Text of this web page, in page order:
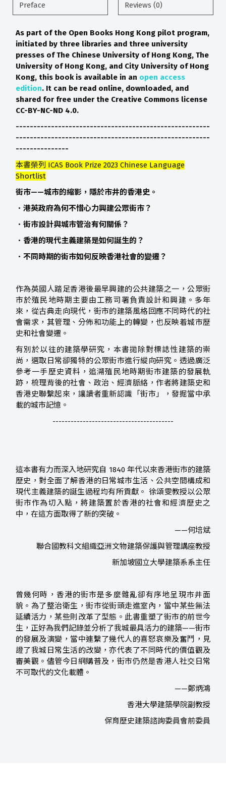
Preface Reviews (0)
As part of the Open Books Hong Kong pilot program,
initiated by three libraries and three university
presses of The Chinese University of Hong Kong, The
University of Hong Kong, and City University of Hong
Kong, this book is available in an open access
edition. It can be read online, downloaded, and
shared for free under the Creative Commons license
CC-BY-NC-ND 4.0.
-------------------------------------------------------
-------------------------------------------------------
---------------
本書榮列 ICAS Book Prize 2023 Chinese Language
Shortlist
街市——城市的縮影，隱於市井的香港史。
．港英政府為何不惜心力興建公眾街市？
．街市設計與城市管治有何關係？
．香港的現代主義建築是如何誕生的？
．不同時期的街市如何反映香港社會的變遷？
作為英國人踏足香港後最早興建的公共建築之一，公眾街
市於殖民地時期主要由工務司署負責設計和興建。多年
來，從古典走向現代，街市的建築風格回應不同時代的社
會需求，其管理、分佈和功能上的轉變，也反映着城市歷
史和社會變遷。
有別於以往的建築學研究，本書拋除對標誌性建築的崇
尚，選取日常卻獨特的公眾街市進行縱向研究。透過廣泛
參考一手歷史資料，追溯殖民地時期街市建築的發展軌
跡，梳理背後的社會、政治、經濟脈絡，作者將建築史和
香港史聯繫起來，讓讀者重新認識「街市」，發掘當中承
載的城市記憶。
----------------------------------------
這本書有力而深入地研究自 1840 年代以來香港街市的建築
歷史，對全面了解香港的日常城市生活、公共空間構成和
現代主義建築的誕生過程均有所貢獻。 徐頌雯教授以公眾
街市作為切入點，將建築置於香港的社會和經濟歷史之
中，在這方面取得了新的突破。
——何培斌
聯合國教科文組織亞洲文物建築保護與管理講座教授
新加坡國立大學建築系系主任
曾幾何時，香港的街市是多麼雜亂卻有序地呈現巿井面
貌。為了整治衛生，街市從街頭走進室內，當中某些無法
延續活力，某些則改革了型態。此書重塑了街市的前世今
生，正好為我們記錄並分析了我城最具活力的建築——街市
的發展及演變，當中連繫了幾代人的喜怒哀樂及奮鬥，見
證了我城日常生活的改變，亦代表了不同時代的價值觀及
審美觀。儘管今日網購普及，街市仍然是香港人社交日常
不可取代的文化載體。
——鄭炳鴻
香港大學建築學院副教授
保育歷史建築諮詢委員會前委員